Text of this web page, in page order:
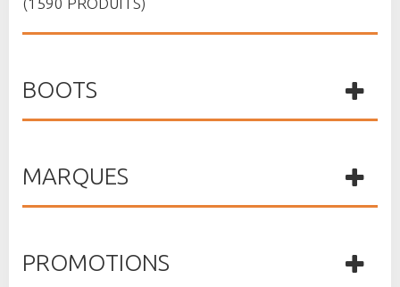
BOOTS
MARQUES
PROMOTIONS